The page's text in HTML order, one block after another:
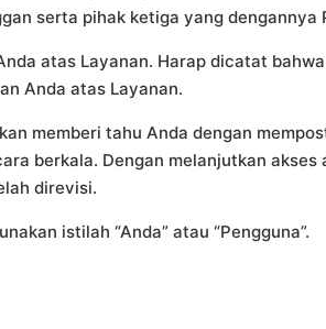
serta pihak ketiga yang dengannya
atas Layanan. Harap dicatat
Anda atas Layanan.
memberi tahu Anda dengan
berkala. Dengan melanjutkan
direvisi.
istilah “Anda” atau “Pengguna”.